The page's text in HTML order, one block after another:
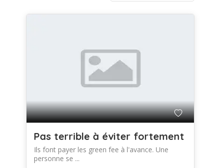
Pas terrible à éviter fortement
Ils font payer les green fee à l'avance. Une
personne se ...